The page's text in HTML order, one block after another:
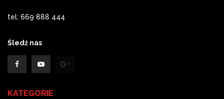
tel: 669 888 444
Śledź nas
KATEGORIE